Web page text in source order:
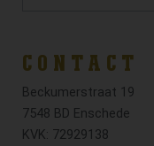
CONTACT
Beckumerstraat 19
7548 BD Enschede
KVK: 72929138